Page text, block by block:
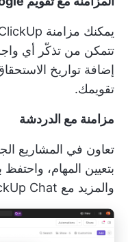
تتمكن من تذكّر أي
إضافة تواريخ
تقويمك.
مزامنة مع الدردشة
تعاون في المشاريع
بتعيين المهام،
والمزيد مع ClickUp Chat.